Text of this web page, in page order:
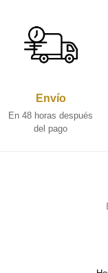
Envío
En 48 horas después
del pago